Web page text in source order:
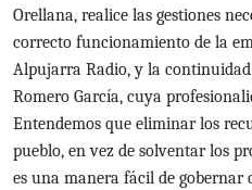
Orellana, realice las gestiones
correcto funcionamiento de la
Alpujarra Radio, y la continuidad
Romero García, cuya
Entendemos que eliminar los
pueblo, en vez de solventar los
es una manera fácil de